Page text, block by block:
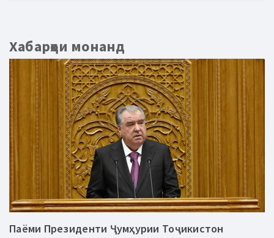
Хабарҳои монанд
Паёми Президенти Ҷумҳурии Тоҷикистон